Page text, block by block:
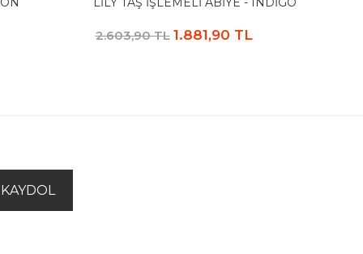
2.603,90 TL 1.881,90 TL
KAYDOL